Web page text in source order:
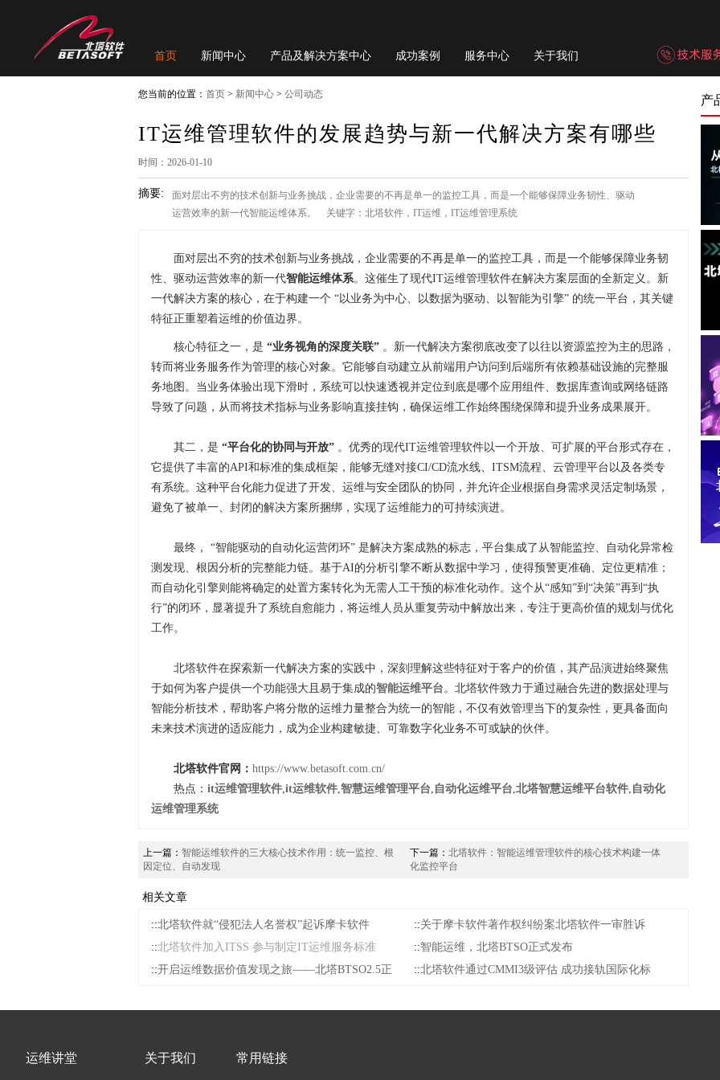
首页 新闻中心 产品及解决方案中心 成功案例 服务中心 关于我们
您当前的位置： 首页 > 新闻中心 > 公司动态
IT运维管理软件的发展趋势与新一代解决方案有哪些
时间：2026-01-10
摘要:
面对层出不穷的技术创新与业务挑战，企业需要的不再是单一的监控工具，而是一个能够保障业务韧性、驱动
运营效率的新一代智能运维体系。 关键字：北塔软件，IT运维，IT运维管理系统
面对层出不穷的技术创新与业务挑战，企业需要的不再是单一的监控工具，而是一个能够保障业务韧
性、驱动运营效率的新一代智能运维体系。这催生了现代IT运维管理软件在解决方案层面的全新定义。新
一代解决方案的核心，在于构建一个 “以业务为中心、以数据为驱动、以智能为引擎” 的统一平台，其关键
特征正重塑着运维的价值边界。
核心特征之一，是 “业务视角的深度关联” 。新一代解决方案彻底改变了以往以资源监控为主的思路，
转而将业务服务作为管理的核心对象。它能够自动建立从前端用户访问到后端所有依赖基础设施的完整服
务地图。当业务体验出现下滑时，系统可以快速透视并定位到底是哪个应用组件、数据库查询或网络链路
导致了问题，从而将技术指标与业务影响直接挂钩，确保运维工作始终围绕保障和提升业务成果展开。
其二，是 “平台化的协同与开放” 。优秀的现代IT运维管理软件以一个开放、可扩展的平台形式存在，
它提供了丰富的API和标准的集成框架，能够无缝对接CI/CD流水线、ITSM流程、云管理平台以及各类专
有系统。这种平台化能力促进了开发、运维与安全团队的协同，并允许企业根据自身需求灵活定制场景，
避免了被单一、封闭的解决方案所捆绑，实现了运维能力的可持续演进。
最终， “智能驱动的自动化运营闭环” 是解决方案成熟的标志，平台集成了从智能监控、自动化异常检
测发现、根因分析的完整能力链。基于AI的分析引擎不断从数据中学习，使得预警更准确、定位更精准；
而自动化引擎则能将确定的处置方案转化为无需人工干预的标准化动作。这个从“感知”到“决策”再到“执
行”的闭环，显著提升了系统自愈能力，将运维人员从重复劳动中解放出来，专注于更高价值的规划与优化
工作。
北塔软件在探索新一代解决方案的实践中，深刻理解这些特征对于客户的价值，其产品演进始终聚焦
于如何为客户提供一个功能强大且易于集成的智能运维平台。北塔软件致力于通过融合先进的数据处理与
智能分析技术，帮助客户将分散的运维力量整合为统一的智能，不仅有效管理当下的复杂性，更具备面向
未来技术演进的适应能力，成为企业构建敏捷、可靠数字化业务不可或缺的伙伴。
北塔软件官网： https://www.betasoft.com.cn/
热点： it运维管理软件,it运维软件,智慧运维管理平台, 自动化运维平台,北塔智慧运维平台软件, 自动化
运维管理系统
上一篇： 智能运维软件的三大核心技术作用：统一监控、根
因定位、自动发现
下一篇： 北塔软件：智能运维管理软件的核心技术构建一体
化监控平台
相关文章
::北塔软件就“侵犯法人名誉权”起诉摩卡软件 ::关于摩卡软件著作权纠纷案北塔软件一审胜诉
::北塔软件加入ITSS 参与制定IT运维服务标准 ::智能运维，北塔BTSO正式发布
::开启运维数据价值发现之旅——北塔BTSO2.5正 ::北塔软件通过CMMI3级评估 成功接轨国际化标
产
运维讲堂 关于我们 常用链接